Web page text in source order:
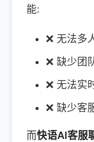
能:
❌ 无法多
❌ 缺少团
❌ 无法实
❌ 缺少客
而快语AI客服